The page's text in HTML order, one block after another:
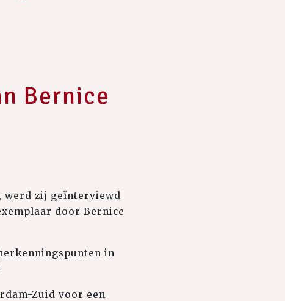
Bernice
werd zij geïnterviewd
door Bernice
in
Zuid voor een